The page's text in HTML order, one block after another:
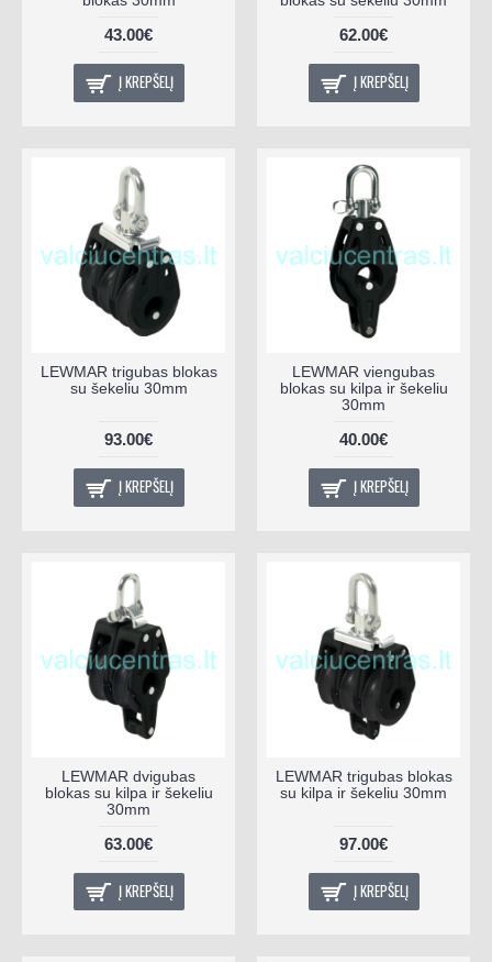
43.00€
Į KREPŠELĮ
62.00€
Į KREPŠELĮ
LEWMAR trigubas blokas
su šekeliu 30mm
93.00€
Į KREPŠELĮ
LEWMAR viengubas
blokas su kilpa ir šekeliu
30mm
40.00€
Į KREPŠELĮ
LEWMAR dvigubas
blokas su kilpa ir šekeliu
30mm
63.00€
Į KREPŠELĮ
LEWMAR trigubas blokas
su kilpa ir šekeliu 30mm
97.00€
Į KREPŠELĮ